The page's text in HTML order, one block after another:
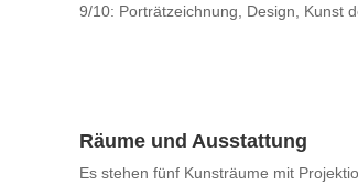
9/10: Porträtzeichnung, Design, Kunst
Räume und Ausstattung
Es stehen fünf Kunsträume mit